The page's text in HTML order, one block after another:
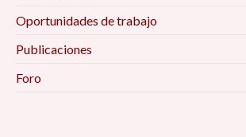
Oportunidades de trabajo
Publicaciones
Foro